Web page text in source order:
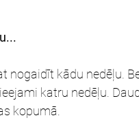
nogaidīt kādu nedēļu.
katru nedēļu.
kopumā.